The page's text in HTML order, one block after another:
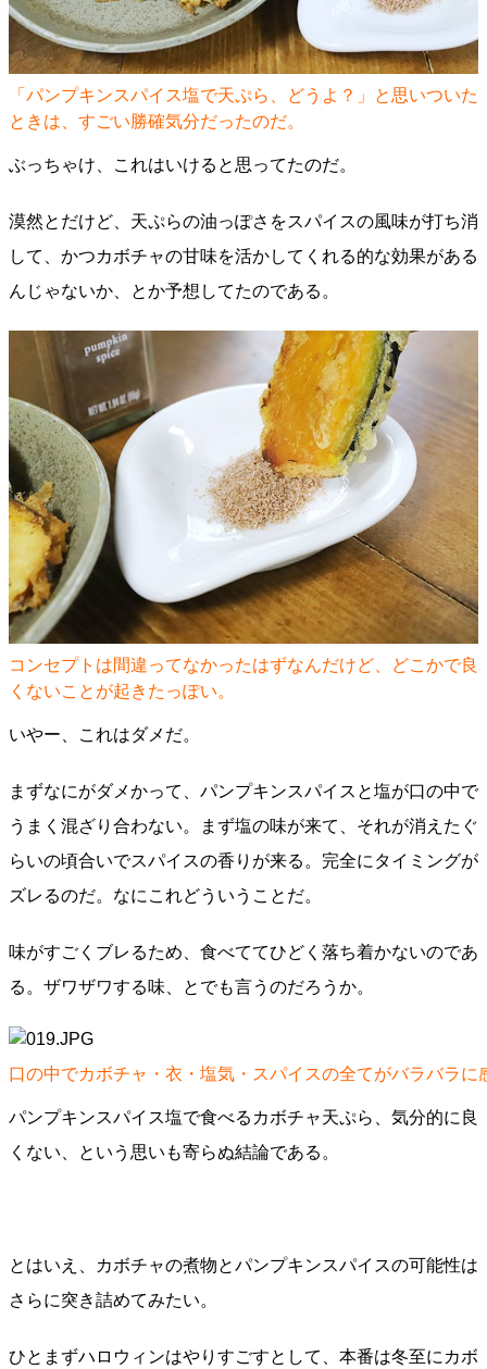
「パンプキンスパイス塩で天ぷら、どうよ？」と思いついた
ときは、すごい勝確気分だったのだ。
ぶっちゃけ、これはいけると思ってたのだ。
漠然とだけど、天ぷらの油っぽさをスパイスの風味が打ち消
して、かつカボチャの甘味を活かしてくれる的な効果がある
んじゃないか、とか予想してたのである。
コンセプトは間違ってなかったはずなんだけど、どこかで良
くないことが起きたっぽい。
いやー、これはダメだ。
まずなにがダメかって、パンプキンスパイスと塩が口の中で
うまく混ざり合わない。まず塩の味が来て、それが消えたぐ
らいの頃合いでスパイスの香りが来る。完全にタイミングが
ズレるのだ。なにこれどういうことだ。
味がすごくブレるため、食べててひどく落ち着かないのであ
る。ザワザワする味、とでも言うのだろうか。
口の中でカボチャ・衣・塩気・スパイスの全てがバラバラに
パンプキンスパイス塩で食べるカボチャ天ぷら、気分的に良
くない、という思いも寄らぬ結論である。
とはいえ、カボチャの煮物とパンプキンスパイスの可能性は
さらに突き詰めてみたい。
ひとまずハロウィンはやりすごすとして、本番は冬至にカボ